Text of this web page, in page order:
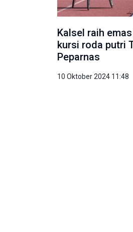
Kalsel raih
kursi roda putri
Peparnas
10 Oktober 2024 11:48